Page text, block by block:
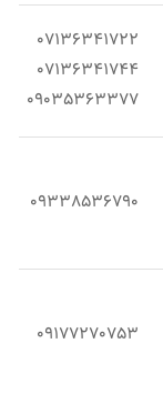
07136341722
07136341744
09035363377
09338536790
09177270753